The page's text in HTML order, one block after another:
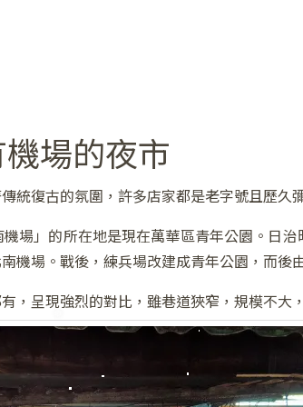
場的夜市
統復古的氛圍，許多店家都是老字號且歷久
場」的所在地是現在萬華區青年公園。日
機場。戰後，練兵場改建成青年公園，而後
，呈現強烈的對比，雖巷道狹窄，規模不大
❆